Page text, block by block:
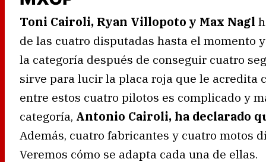
Toni Cairoli, Ryan Villopoto y Max Nagl
de las cuatro disputadas hasta el momento
la categoría después de conseguir cuatro
sirve para lucir la placa roja que le acredita
entre estos cuatro pilotos es complicado y
categoría, Antonio Cairoli, ha declarado
Además, cuatro fabricantes y cuatro motos
Veremos cómo se adapta cada una de ellas.